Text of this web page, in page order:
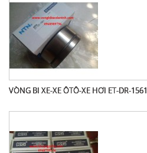
VÒNG BI XE-XE ÔTÔ-XE HƠI ET-DR-1561